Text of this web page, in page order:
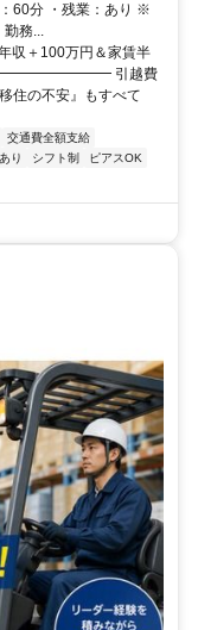
60分 ・残業：あり ※
勤務...
収＋100万円＆家賃半
引越費
住の不安』もすべて
交通費全額支給
り シフト制
ピアスOK